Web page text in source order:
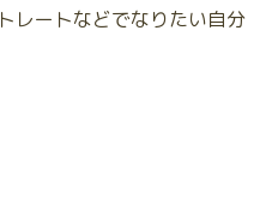
レートなどでなりたい自分